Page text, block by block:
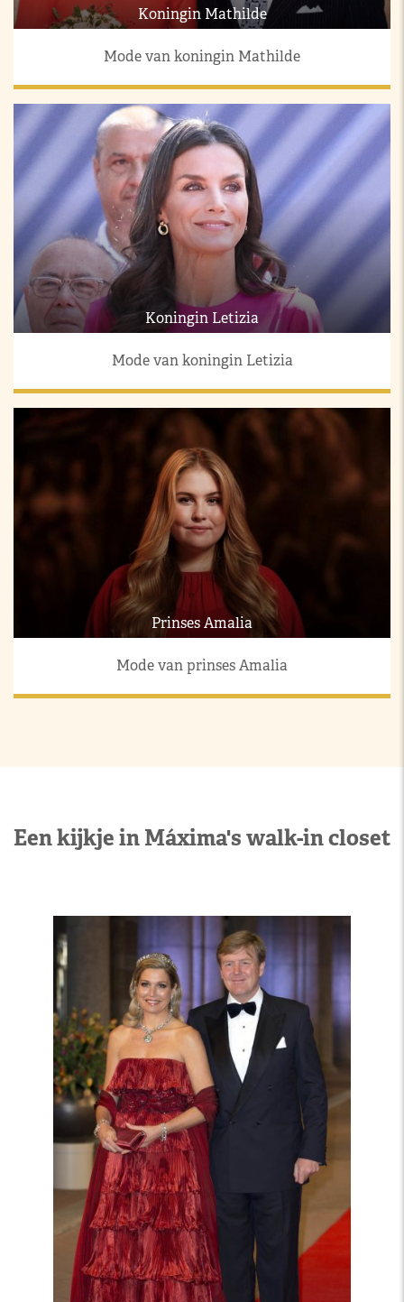
Koningin Mathilde
Mode van koningin Mathilde
Koningin Letizia
Mode van koningin Letizia
Prinses Amalia
Mode van prinses Amalia
Een kijkje in Máxima's walk-in closet